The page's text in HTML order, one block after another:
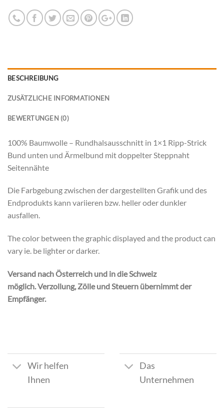
BESCHREIBUNG
ZUSÄTZLICHE INFORMATIONEN
BEWERTUNGEN (0)
100% Baumwolle – Rundhalsausschnitt in 1×1 Ripp-Strick
Bund unten und Ärmelbund mit doppelter Steppnaht
Seitennähte
Die Farbgebung zwischen der dargestellten Grafik und des
Endprodukts kann variieren bzw. heller oder dunkler
ausfallen.
The color between the graphic displayed and the product can
vary ie. be lighter or darker.
Versand nach Österreich und in die Schweiz
möglich. Verzollung, Zölle und Steuern übernimmt der
Empfänger.
Wir helfen
Ihnen
Das
Unternehmen